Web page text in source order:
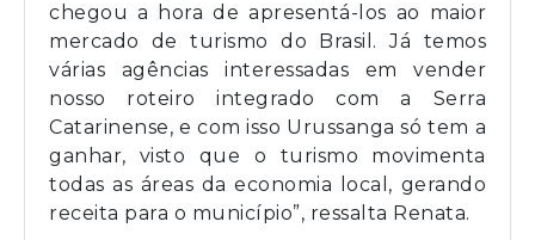
chegou a hora de apresentá-los ao maior
mercado de turismo do Brasil. Já temos
várias agências interessadas em vender
nosso roteiro integrado com a Serra
Catarinense, e com isso Urussanga só tem a
ganhar, visto que o turismo movimenta
todas as áreas da economia local, gerando
receita para o município”, ressalta Renata.